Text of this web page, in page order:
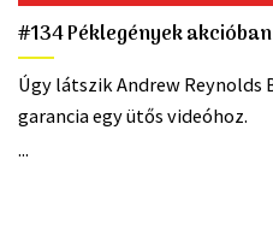
#134 Péklegények akcióban
Úgy látszik Andrew Reynolds
garancia egy ütős videóhoz.
...